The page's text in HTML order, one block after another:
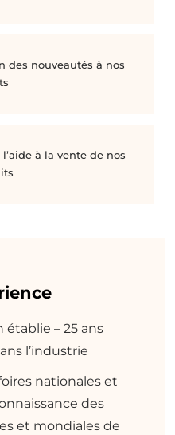
des nouveautés à nos
à la vente de nos
– 25 ans
l’industrie
nationales et
des
et mondiales de